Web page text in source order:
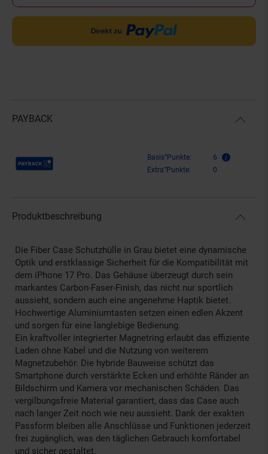
PAYBACK
Payback Punkte Basis°Punkte:
6
Extra°Punkte:
0
Produktbeschreibung
Die Fiber Case Schutzhülle in Grau bietet eine dynamische
Optik und erstklassige Sicherheit für die Kompatibilität mit
dem iPhone 17 Pro. Das Gehäuse überzeugt durch sein
markantes Carbon-Faser-Finish, das nicht nur sportlich
aussieht, sondern auch eine angenehme Haptik bietet.
Hochwertige Aluminiumtasten setzen einen edlen Akzent
und sorgen für eine langlebige Bedienung.
Ein kraftvoller integrierter Magnetring erlaubt das effiziente
Laden ohne Kabel und die Nutzung von weiterem
Magnetzubehör. Die hybride Bauweise schützt das
Smartphone durch verstärkte Ecken und erhöhte Ränder an
Bildschirm und Kamera vor mechanischen Schäden. Das
vergilbungsfreie Material garantiert, dass das Case auch
nach langer Zeit noch wie neu aussieht. Dank der exakten
Passform bleiben alle Anschlüsse und Funktionen jederzeit
frei zugänglich, was den täglichen Gebrauch komfortabel
und sicher gestaltet.